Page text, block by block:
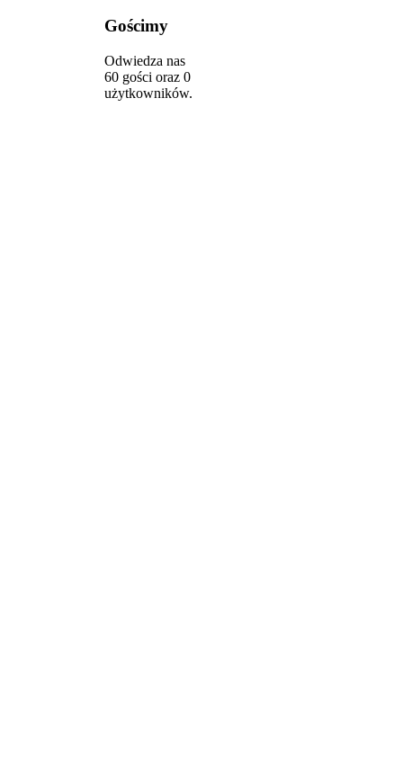
Gościmy
Odwiedza nas
60 gości oraz 0
użytkowników.